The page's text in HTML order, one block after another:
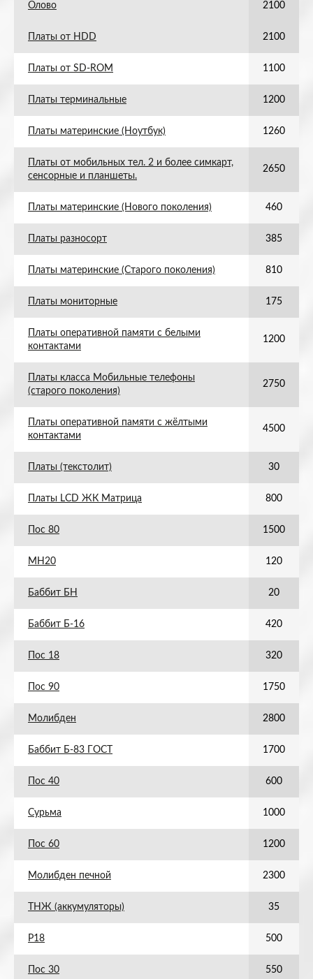
Олово 2100
Платы от HDD 2100
Платы от SD-ROM 1100
Платы терминальные 1200
Платы материнские (Ноутбук) 1260
Платы от мобильных тел. 2 и более симкарт,
сенсорные и планшеты.
2650
Платы материнские (Нового поколения) 460
Платы разносорт 385
Платы материнские (Старого поколения) 810
Платы мониторные 175
Платы оперативной памяти с белыми
контактами
1200
Платы класса Мобильные телефоны
(старого поколения)
2750
Платы оперативной памяти с жёлтыми
контактами
4500
Платы (текстолит) 30
Платы LCD ЖК Матрица 800
Пос 80 1500
МН20 120
Баббит БН 20
Баббит Б-16 420
Пос 18 320
Пос 90 1750
Молибден 2800
Баббит Б-83 ГОСТ 1700
Пос 40 600
Сурьма 1000
Пос 60 1200
Молибден печной 2300
ТНЖ (аккумуляторы) 35
Р18 500
Пос 30 550